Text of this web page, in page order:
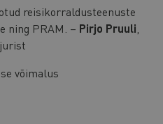
reisikorraldusteenuste
ning PRAM. – Pirjo Pruuli
võimalus